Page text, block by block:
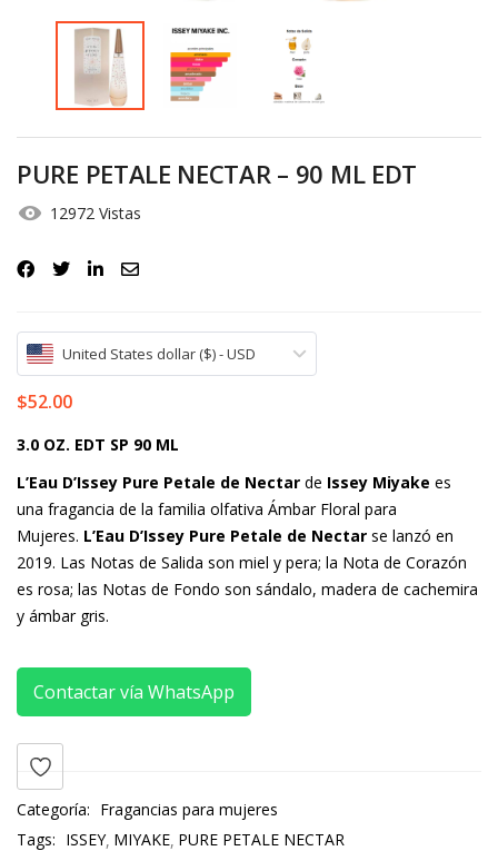
Olvidó la contraseña?
PURE PETALE NECTAR – 90 ML EDT
12972 Vistas
United States dollar ($) - USD
$52.00
3.0 OZ. EDT SP 90 ML
L’Eau D’Issey Pure Petale de Nectar de Issey Miyake es
una fragancia de la familia olfativa Ámbar Floral para
Mujeres. L’Eau D’Issey Pure Petale de Nectar se lanzó en
2019. Las Notas de Salida son miel y pera; la Nota de Corazón
es rosa; las Notas de Fondo son sándalo, madera de cachemira
y ámbar gris.
Contactar vía WhatsApp
Categoría: Fragancias para mujeres
Tags: ISSEY MIYAKE PURE PETALE NECTAR